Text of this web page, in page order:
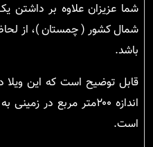
شما عزیزان علاوه بر داشتن
شمال کشور ( چمستان )، از
باشد.
قابل توضیح است که این ویلا
است.